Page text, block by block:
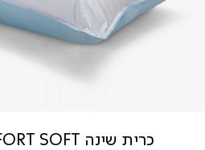
כרית שינה COOL&COMFORT SOFT